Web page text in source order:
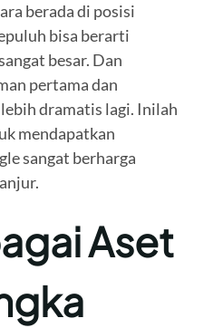
berada di posisi
bisa berarti
besar. Dan
pertama dan
dramatis lagi. Inilah
mendapatkan
sangat berharga
Aset